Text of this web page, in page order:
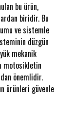
bu ürün,
biridir. Bu
ve sistemle
düzgün
mekanik
motosikletin
önemlidir.
ürünleri güvenle